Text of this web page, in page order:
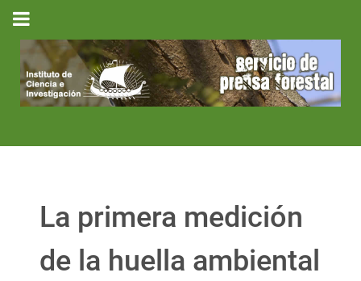
La primera medición
de la huella ambiental